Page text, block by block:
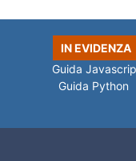
IN EVIDENZA
Guida
Guida Python